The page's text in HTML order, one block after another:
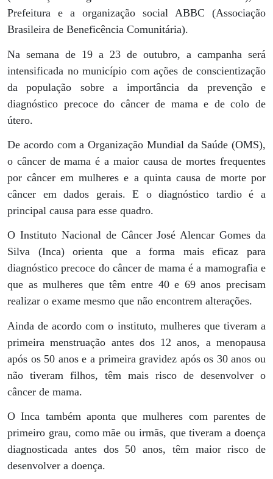
Prefeitura e a organização social ABBC (Associação
Brasileira de Beneficência Comunitária).
Na semana de 19 a 23 de outubro, a campanha será
intensificada no município com ações de conscientização
da população sobre a importância da prevenção e
diagnóstico precoce do câncer de mama e de colo de
útero.
De acordo com a Organização Mundial da Saúde (OMS),
o câncer de mama é a maior causa de mortes frequentes
por câncer em mulheres e a quinta causa de morte por
câncer em dados gerais. E o diagnóstico tardio é a
principal causa para esse quadro.
O Instituto Nacional de Câncer José Alencar Gomes da
Silva (Inca) orienta que a forma mais eficaz para
diagnóstico precoce do câncer de mama é a mamografia e
que as mulheres que têm entre 40 e 69 anos precisam
realizar o exame mesmo que não encontrem alterações.
Ainda de acordo com o instituto, mulheres que tiveram a
primeira menstruação antes dos 12 anos, a menopausa
após os 50 anos e a primeira gravidez após os 30 anos ou
não tiveram filhos, têm mais risco de desenvolver o
câncer de mama.
O Inca também aponta que mulheres com parentes de
primeiro grau, como mãe ou irmãs, que tiveram a doença
diagnosticada antes dos 50 anos, têm maior risco de
desenvolver a doença.